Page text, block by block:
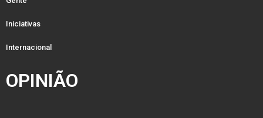
Iniciativas
Internacional
OPINIÃO